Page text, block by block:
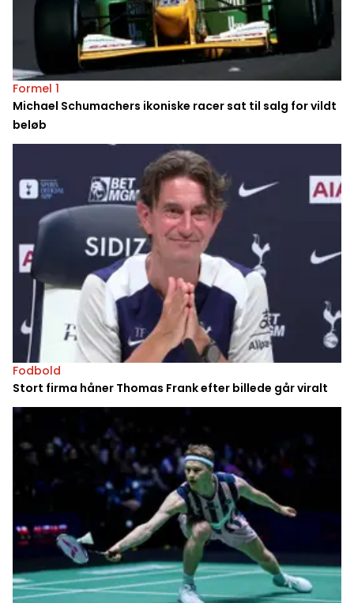
Formel 1
Michael Schumachers ikoniske racer sat til salg for vildt
beløb
Fodbold
Stort firma håner Thomas Frank efter billede går viralt